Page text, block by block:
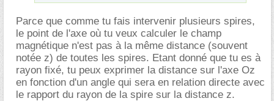
Parce que comme tu fais intervenir plusieurs spires,
le point de l'axe où tu veux calculer le champ
magnétique n'est pas à la même distance (souvent
notée z) de toutes les spires. Etant donné que tu es à
rayon fixé, tu peux exprimer la distance sur l'axe Oz
en fonction d'un angle qui sera en relation directe avec
le rapport du rayon de la spire sur la distance z.